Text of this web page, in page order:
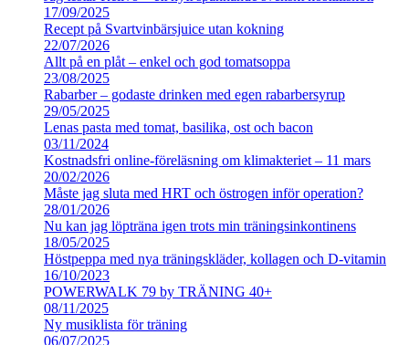
17/09/2025
Recept på Svartvinbärsjuice utan kokning
22/07/2026
Allt på en plåt – enkel och god tomatsoppa
23/08/2025
Rabarber – godaste drinken med egen rabarbersyrup
29/05/2025
Lenas pasta med tomat, basilika, ost och bacon
03/11/2024
Kostnadsfri online-föreläsning om klimakteriet – 11 mars
20/02/2026
Måste jag sluta med HRT och östrogen inför operation?
28/01/2026
Nu kan jag löpträna igen trots min träningsinkontinens
18/05/2025
Höstpeppa med nya träningskläder, kollagen och D-vitamin
16/10/2023
POWERWALK 79 by TRÄNING 40+
08/11/2025
Ny musiklista för träning
06/07/2025